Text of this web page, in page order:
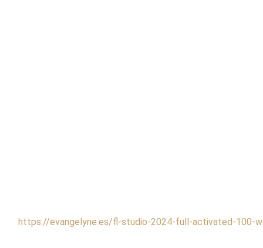
https://evangelyne.es/fl-studio-2024-full-activated-100-